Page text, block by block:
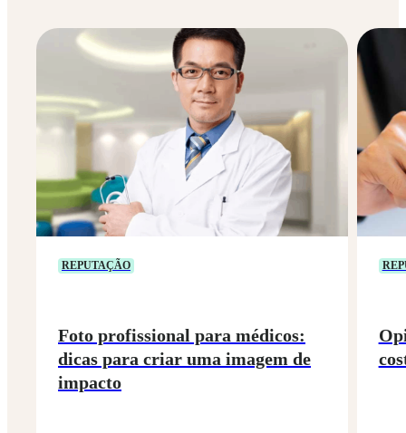
REPUTAÇÃO
Foto profissional para médicos:
dicas para criar uma imagem de
impacto